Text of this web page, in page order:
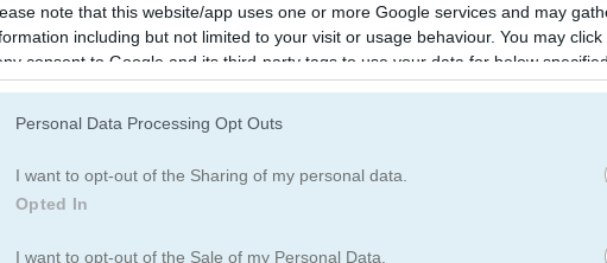
note that this website/app uses one or more Google services and may
including but not limited to your visit or usage behaviour. You may
consent to Google and its third-party tags to use your data for below
below Google consent section.
Personal Data Processing Opt Outs
I want to opt-out of the Sharing of my personal data.
Opted In
I want to opt-out of the Sale of my Personal Data.